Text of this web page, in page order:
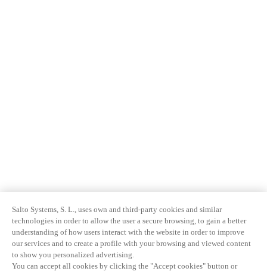
Salto Systems, S. L., uses own and third-party cookies and similar
technologies in order to allow the user a secure browsing, to gain a better
understanding of how users interact with the website in order to improve
our services and to create a profile with your browsing and viewed content
to show you personalized advertising.
You can accept all cookies by clicking the "Accept cookies" button or